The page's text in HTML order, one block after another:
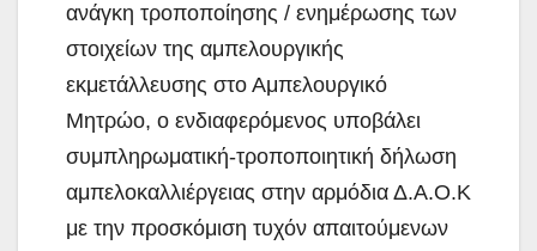
ανάγκη τροποποίησης / ενημέρωσης των
στοιχείων της αμπελουργικής
εκμετάλλευσης στο Αμπελουργικό
Μητρώο, ο ενδιαφερόμενος υποβάλει
συμπληρωματική-τροποποιητική δήλωση
αμπελοκαλλιέργειας στην αρμόδια Δ.Α.Ο.Κ
με την προσκόμιση τυχόν απαιτούμενων